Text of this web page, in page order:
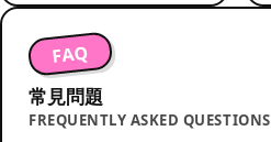
FAQ
常見問題
FREQUENTLY ASKED QUESTIONS